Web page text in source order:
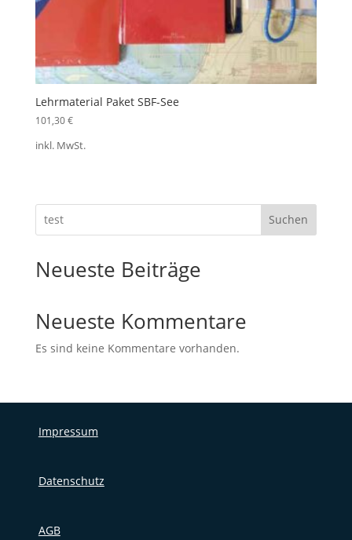
Lehrmaterial Paket SBF-See
101,30€
inkl. MwSt.
Suchen
Neueste Beiträge
Neueste Kommentare
Es sind keine Kommentare vorhanden.
Impressum
Datenschutz
AGB